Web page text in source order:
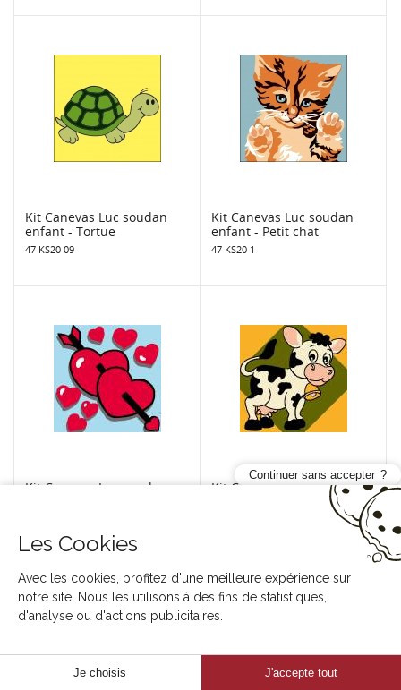
Kit Canevas Luc soudan
enfant - Tortue
47 KS20 09
Kit Canevas Luc soudan
enfant - Petit chat
47 KS20 1
Kit Canevas Luc soudan
Kit Canevas Luc soudan
Continuer sans accepter
Les Cookies
Avec les cookies, profitez d'une meilleure expérience sur
notre site. Nous les utilisons à des fins de statistiques,
d'analyse ou d'actions publicitaires.
Je choisis J'accepte tout